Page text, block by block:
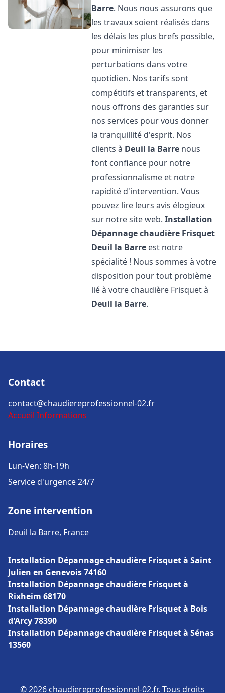
Barre. Nous nous assurons que
les travaux soient réalisés dans
les délais les plus brefs possible,
pour minimiser les
perturbations dans votre
quotidien. Nos tarifs sont
compétitifs et transparents, et
nous offrons des garanties sur
nos services pour vous donner
la tranquillité d'esprit. Nos
clients à Deuil la Barre nous
font confiance pour notre
professionnalisme et notre
rapidité d'intervention. Vous
pouvez lire leurs avis élogieux
sur notre site web.Installation
Dépannage chaudière Frisquet
Deuil la Barre est notre
spécialité ! Nous sommes à votre
disposition pour tout problème
lié à votre chaudière Frisquet à
Deuil la Barre.
Contact
contact@chaudiereprofessionnel-02.fr
Accueil Informations
Horaires
Lun-Ven: 8h-19h
Service d'urgence 24/7
Zone intervention
Deuil la Barre, France
Installation Dépannage chaudière Frisquet à Saint
Julien en Genevois 74160
Installation Dépannage chaudière Frisquet à
Rixheim 68170
Installation Dépannage chaudière Frisquet à Bois
d'Arcy 78390
Installation Dépannage chaudière Frisquet à Sénas
13560
© 2026 chaudiereprofessionnel-02.fr. Tous droits